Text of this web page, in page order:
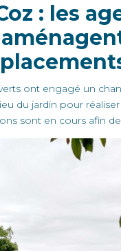
: les
ont engagé un
du jardin pour
sont en cours afin